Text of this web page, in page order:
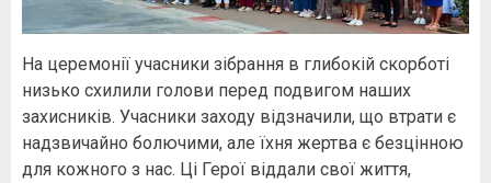
На церемонії учасники зібрання в глибокій скорботі
низько схилили голови перед подвигом наших
захисників. Учасники заходу відзначили, що втрати є
надзвичайно болючими, але їхня жертва є безцінною
для кожного з нас. Ці Герої віддали свої життя,